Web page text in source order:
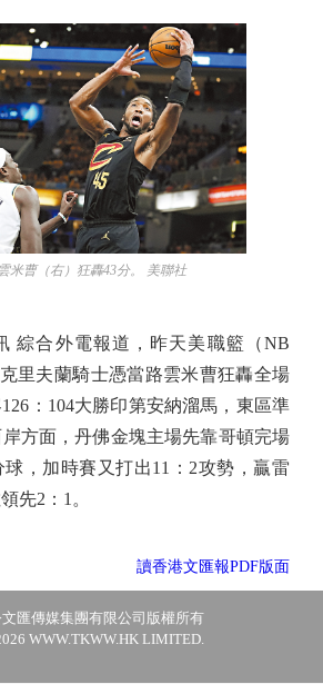
米曹（右）狂轟43分。 美聯社
合外電報道，昨天美職籃（NB
里夫蘭騎士憑當路雲米曹狂轟全場
：104大勝印第安納溜馬，東區準
方面，丹佛金塊主場先靠哥頓完場
，加時賽又打出11：2攻勢，贏雷
先2：1。
讀香港文匯報PDF版面
匯傳媒集團有限公司版權所有
WWW.TKWW.HK LIMITED.